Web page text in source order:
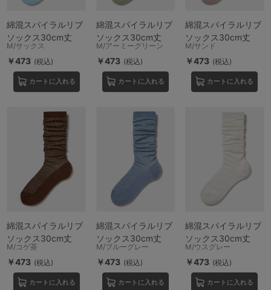
綿混スパイラルリブ
ソックス30cm丈
M/サックス
￥473 (税込)
カートに入れる
綿混スパイラルリブ
ソックス30cm丈
M/アーミーグリーン
￥473 (税込)
カートに入れる
綿混スパイラルリブ
ソックス30cm丈
M/サンド
￥473 (税込)
カートに入れる
綿混スパイラルリブ
ソックス30cm丈
M/コゲ茶
￥473 (税込)
カートに入れる
綿混スパイラルリブ
ソックス30cm丈
M/ブルーグレー
￥473 (税込)
カートに入れる
綿混スパイラルリブ
ソックス30cm丈
M/ウスグレー
￥473 (税込)
カートに入れる